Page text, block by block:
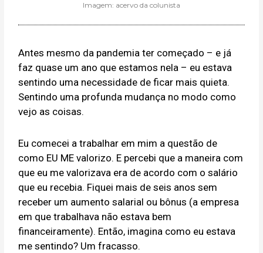
Imagem: acervo da colunista
Antes mesmo da pandemia ter começado – e já
faz quase um ano que estamos nela – eu estava
sentindo uma necessidade de ficar mais quieta.
Sentindo uma profunda mudança no modo como
vejo as coisas.
Eu comecei a trabalhar em mim a questão de
como EU ME valorizo. E percebi que a maneira com
que eu me valorizava era de acordo com o salário
que eu recebia. Fiquei mais de seis anos sem
receber um aumento salarial ou bônus (a empresa
em que trabalhava não estava bem
financeiramente). Então, imagina como eu estava
me sentindo? Um fracasso.